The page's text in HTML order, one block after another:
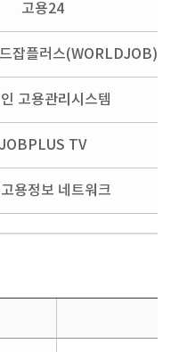
고용24
잡플러스(WORLDJOB)
고용관리시스템
JOBPLUS TV
용정보 네트워크